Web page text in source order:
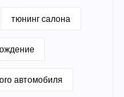
тюнинг салона
автомобиля